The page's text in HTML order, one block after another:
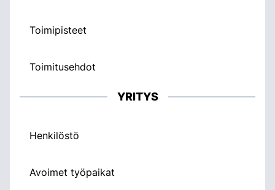
Toimipisteet
Toimitusehdot
YRITYS
Henkilöstö
Avoimet työpaikat